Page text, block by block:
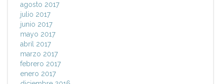
agosto 2017
julio 2017
junio 2017
mayo 2017
abril 2017
marzo 2017
febrero 2017
enero 2017